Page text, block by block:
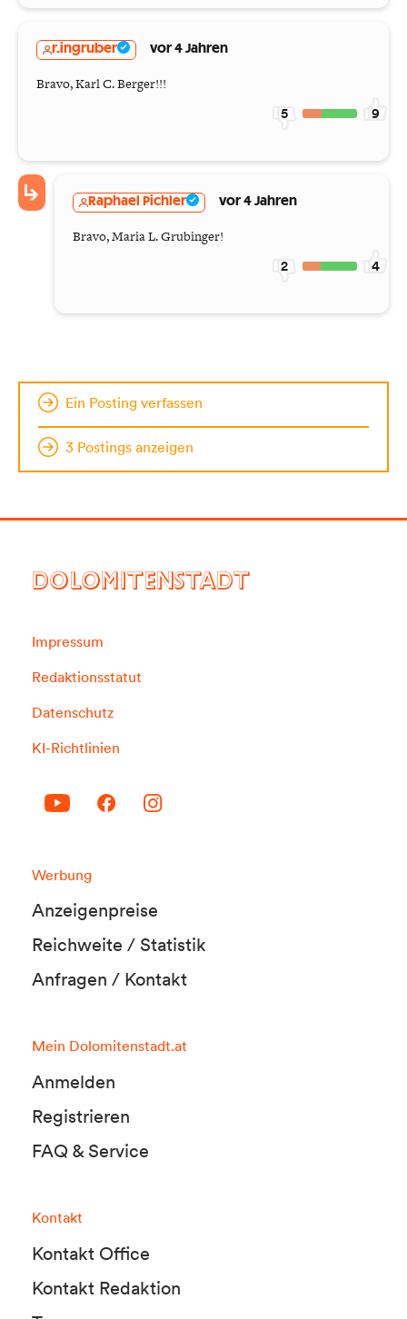
r.ingruber vor 4 Jahren
Bravo, Karl C. Berger!!!
5 9
Raphael Pichler vor 4 Jahren
Bravo, Maria L. Grubinger!
2 4
Ein Posting verfassen
3 Postings anzeigen
DOLOMITENSTADT
Impressum
Redaktionsstatut
Datenschutz
KI-Richtlinien
Werbung
Anzeigenpreise
Reichweite / Statistik
Anfragen / Kontakt
Mein Dolomitenstadt.at
Anmelden
Registrieren
FAQ & Service
Kontakt
Kontakt Office
Kontakt Redaktion